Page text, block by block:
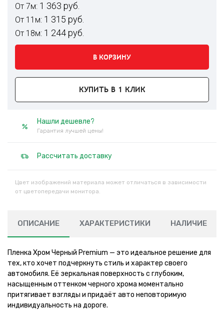
От 7м: 1 363 руб.
От 11м: 1 315 руб.
От 18м: 1 244 руб.
В КОРЗИНУ
КУПИТЬ В 1 КЛИК
Нашли дешевле?
Гарантия лучшей цены!
Рассчитать доставку
Цвет изображений материала может отличаться в зависимости
от цветопередачи монитора.
ОПИСАНИЕ ХАРАКТЕРИСТИКИ НАЛИЧИЕ
Пленка Хром Черный Premium — это идеальное решение для
тех, кто хочет подчеркнуть стиль и характер своего
автомобиля. Её зеркальная поверхность с глубоким,
насыщенным оттенком черного хрома моментально
притягивает взгляды и придаёт авто неповторимую
индивидуальность на дороге.